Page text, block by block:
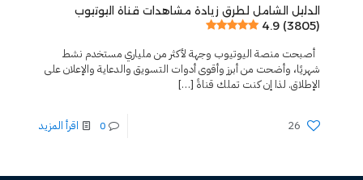
الدليل الشامل لطرق زيادة مشاهدات قناة اليوتيوب
4.9 (3805)
أصبحت منصة اليوتيوب وجهة لأكثر من ملياري مستخدم نشط
شهريًا، وأضحت من أبرز وأقوى أدوات التسويق والدعاية والإعلان على
الإطلاق. لذا إن كنت تملك قناةً […]
26
0 اقرأ المزيد